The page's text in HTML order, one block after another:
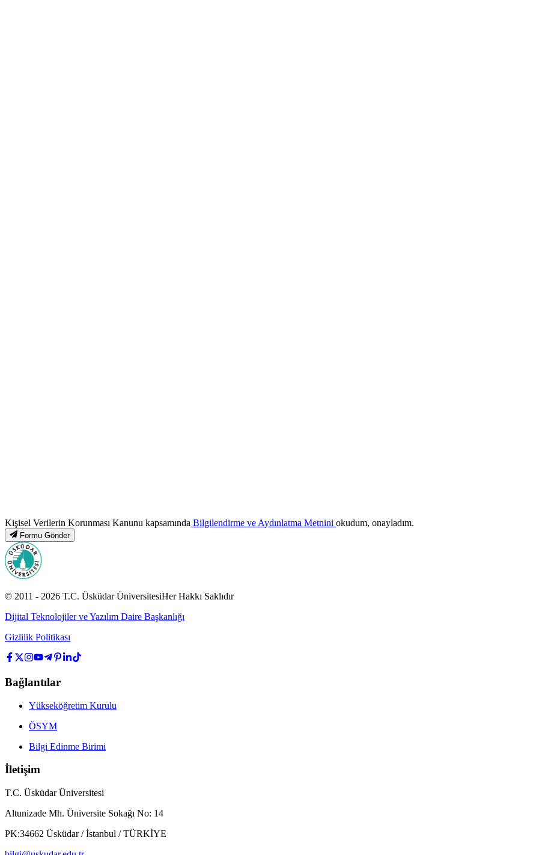
Kişisel Verilerin Korunması Kanunu kapsamında Bilgilendirme ve Aydınlatma Metnini okudum, onayladım.
Formu Gönder
© 2011 - 2026 T.C. Üsküdar ÜniversitesiHer Hakkı Saklıdır
Dijital Teknolojiler ve Yazılım Daire Başkanlığı
Gizlilik Politikası
Bağlantılar
Yükseköğretim Kurulu
ÖSYM
Bilgi Edinme Birimi
İletişim
T.C. Üsküdar Üniversitesi
Altunizade Mh. Üniversite Sokağı No: 14
PK:34662 Üsküdar / İstanbul / TÜRKİYE